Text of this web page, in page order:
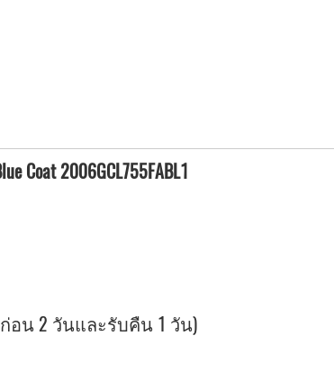
Coat 2006GCL755FABL1
อน 2 วันและรับคืน 1 วัน)